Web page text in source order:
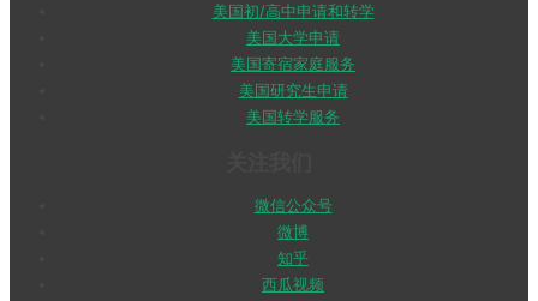
美国初/高中申请和转学
美国大学申请
美国寄宿家庭服务
美国研究生申请
美国转学服务
微信公众号
微博
知乎
西瓜视频